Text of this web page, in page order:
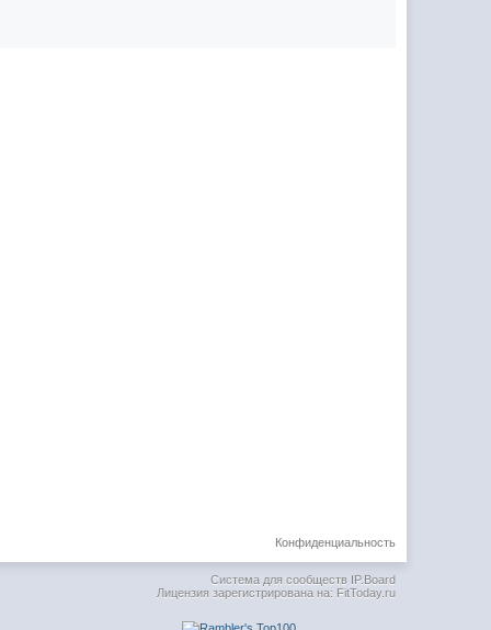
Конфиденциальность
Система для сообществ IP.Board
Лицензия зарегистрирована на: FitToday.ru